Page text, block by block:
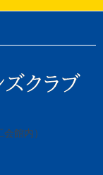
館内）